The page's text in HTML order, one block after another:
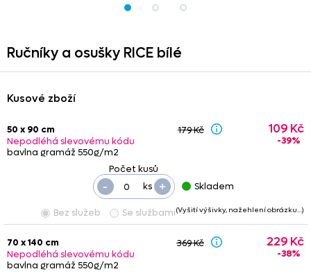
Ručníky a osušky RICE bílé
Kusové zboží
50 x 90 cm
Nepodléhá slevovému kódu
bavlna gramáž 550g/m2
ks +
-
179 Kč 109 Kč
-39%
Skladem
Bez služeb Se službami(Vyšití výšivky, nažehlení obrázku…)
70 x 140 cm
Nepodléhá slevovému kódu
bavlna gramáž 550g/m2
369 Kč 229 Kč
-38%